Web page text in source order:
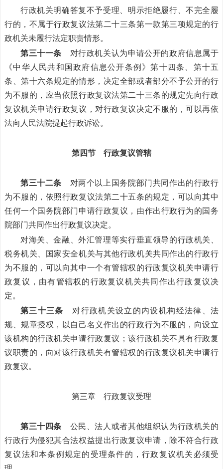
行政机关明确答复不予受理、明示拒绝履行、不完全履
行的，不属于行政复议法第二十三条第一款第三项规定的行
政机关未履行法定职责情形。
第三十一条 对行政机关认为申请公开的政府信息属于
《中华人民共和国政府信息公开条例》第十四条、第十五
条、第十六条规定的情形，决定全部或者部分不予公开的行
为不服的，应当依照行政复议法第二十三条的规定先向行政
复议机关申请行政复议，对行政复议决定不服的，可以再依
法向人民法院提起行政诉讼。
第四节 行政复议管辖
第三十二条 对两个以上国务院部门共同作出的行政行
为不服的，依照行政复议法第二十五条的规定，可以向其中
任何一个国务院部门申请行政复议，由作出行政行为的国务
院部门共同作出行政复议决定。
对海关、金融、外汇管理等实行垂直领导的行政机关、
税务机关、国家安全机关与其他行政机关共同作出的行政行
为不服的，可以向其中一个有管辖权的行政复议机关申请行
政复议，由有管辖权的行政复议机关共同作出行政复议决
定。
第三十三条
对行政机关设立的内设机构经法律、法
规、规章授权，以自己名义作出的行政行为不服的，向设立
该机构的行政机关申请行政复议；该行政机关不具有行政复
议职责的，向对该行政机关有管辖权的行政复议机关申请行
政复议。
第三章 行政复议受理
第三十四条 公民、法人或者其他组织认为行政机关的
行政行为侵犯其合法权益提出行政复议申请，除不符合行政
复议法和本条例规定的受理条件的，行政复议机关必须受